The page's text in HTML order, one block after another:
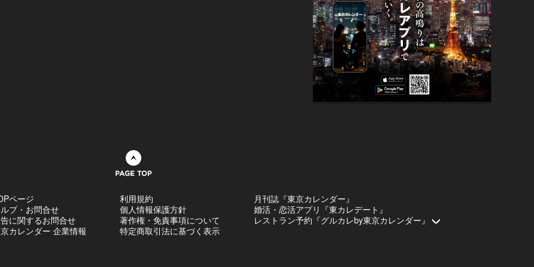
ページ
プ・お問合せ
に関するお問合せ
カレンダー 企業情報
利用規約
個人情報保護方針
著作権・免責事項について
特定商取引法に基づく表示
月刊誌『東京カレンダー』
婚活・恋活アプリ『東カレデート』
レストラン予約『グルカレby東京カレンダー』